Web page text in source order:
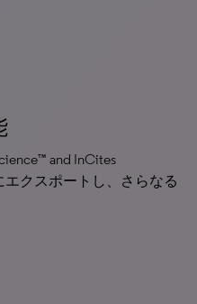
and InCites
エクスポートし、さらなる